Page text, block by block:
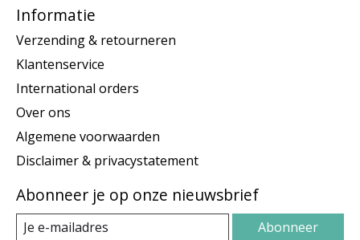
Informatie
Verzending & retourneren
Klantenservice
International orders
Over ons
Algemene voorwaarden
Disclaimer & privacystatement
Abonneer je op onze nieuwsbrief
Abonneer